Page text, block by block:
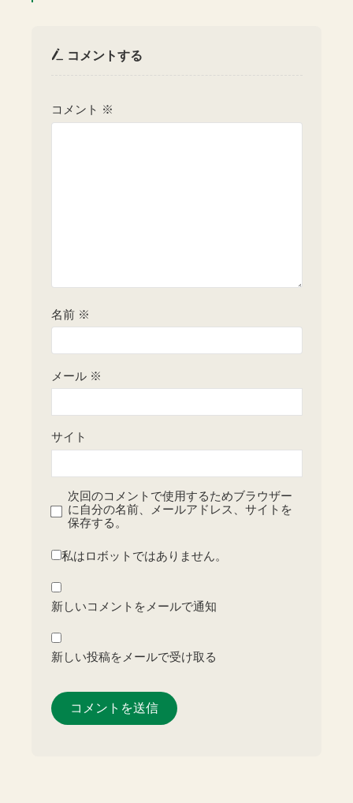
コメントする
コメント ※
名前 ※
メール ※
サイト
次回のコメントで使用するためブラウザー
に自分の名前、メールアドレス、サイトを
保存する。
私はロボットではありません。
新しいコメントをメールで通知
新しい投稿をメールで受け取る